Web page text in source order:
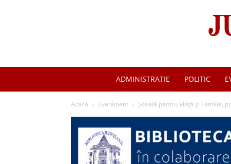
ADMINISTRATIE POLITIC
Acasă Eveniment Școală pentru Viață și Familie,